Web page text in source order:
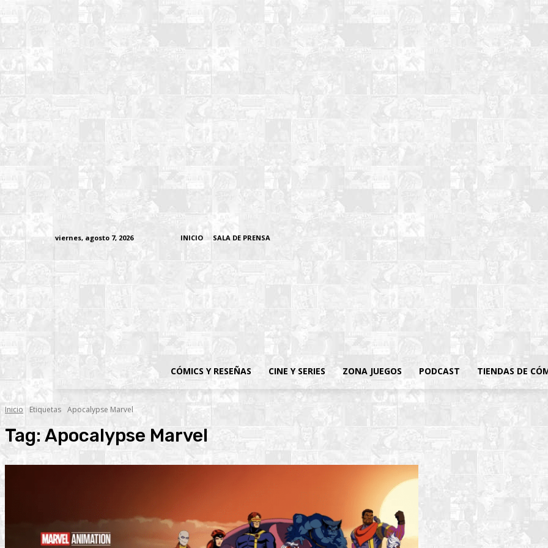
viernes, agosto 7, 2026 INICIO SALA DE PRENSA
CÓMICS Y RESEÑAS CINE Y SERIES ZONA JUEGOS PODCAST TIENDAS DE
Inicio Etiquetas Apocalypse Marvel
Tag:Apocalypse Marvel